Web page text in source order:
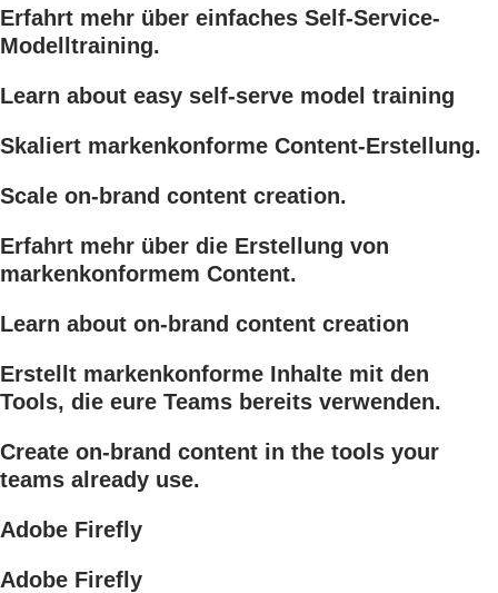
Erfahrt mehr über einfaches Self-Service-
Modelltraining.
Learn about easy self-serve model training
Skaliert markenkonforme Content-Erstellung.
Scale on-brand content creation.
Erfahrt mehr über die Erstellung von
markenkonformem Content.
Learn about on-brand content creation
Erstellt markenkonforme Inhalte mit den
Tools, die eure Teams bereits verwenden.
Create on-brand content in the tools your
teams already use.
Adobe Firefly
Adobe Firefly